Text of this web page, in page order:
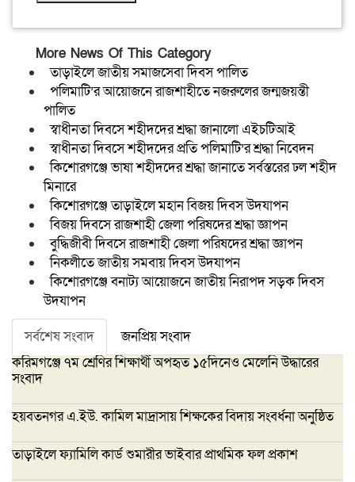
More News Of This Category
তাড়াইলে জাতীয় সমাজসেবা দিবস পালিত
পলিমাটি’র আয়োজনে রাজশাহীতে নজরুলের জন্মজয়ন্তী
পালিত
স্বাধীনতা দিবসে শহীদদের শ্রদ্ধা জানালো এইচটিআই
স্বাধীনতা দিবসে শহীদদের প্রতি পলিমাটি’র শ্রদ্ধা নিবেদন
কিশোরগঞ্জে ভাষা শহীদদের শ্রদ্ধা জানাতে সর্বস্তরের ঢল শহীদ
মিনারে
কিশোরগঞ্জে তাড়াইলে মহান বিজয় দিবস উদযাপন
বিজয় দিবসে রাজশাহী জেলা পরিষদের শ্রদ্ধা জ্ঞাপন
বুদ্ধিজীবী দিবসে রাজশাহী জেলা পরিষদের শ্রদ্ধা জ্ঞাপন
নিকলীতে জাতীয় সমবায় দিবস উদযাপন
কিশোরগঞ্জে বনাট্য আয়োজনে জাতীয় নিরাপদ সড়ক দিবস
উদযাপন
সর্বশেষ সংবাদ
জনপ্রিয় সংবাদ
করিমগঞ্জে ৭ম শ্রেণির শিক্ষার্থী অপহৃত ১৫দিনেও মেলেনি উদ্ধারের
সংবাদ
হয়বতনগর এ.ইউ. কামিল মাদ্রাসায় শিক্ষকের বিদায় সংবর্ধনা অনুষ্ঠিত
তাড়াইলে ফ্যামিলি কার্ড শুমারীর ভাইবার প্রাথমিক ফল প্রকাশ